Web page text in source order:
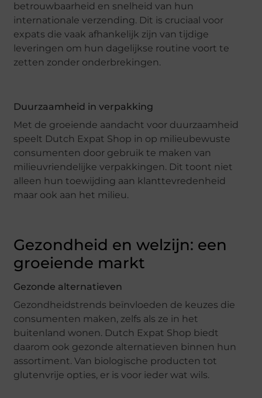
betrouwbaarheid en snelheid van hun
internationale verzending. Dit is cruciaal voor
expats die vaak afhankelijk zijn van tijdige
leveringen om hun dagelijkse routine voort te
zetten zonder onderbrekingen.
Duurzaamheid in verpakking
Met de groeiende aandacht voor duurzaamheid
speelt Dutch Expat Shop in op milieubewuste
consumenten door gebruik te maken van
milieuvriendelijke verpakkingen. Dit toont niet
alleen hun toewijding aan klanttevredenheid
maar ook aan het milieu.
Gezondheid en welzijn: een
groeiende markt
Gezonde alternatieven
Gezondheidstrends beïnvloeden de keuzes die
consumenten maken, zelfs als ze in het
buitenland wonen. Dutch Expat Shop biedt
daarom ook gezonde alternatieven binnen hun
assortiment. Van biologische producten tot
glutenvrije opties, er is voor ieder wat wils.